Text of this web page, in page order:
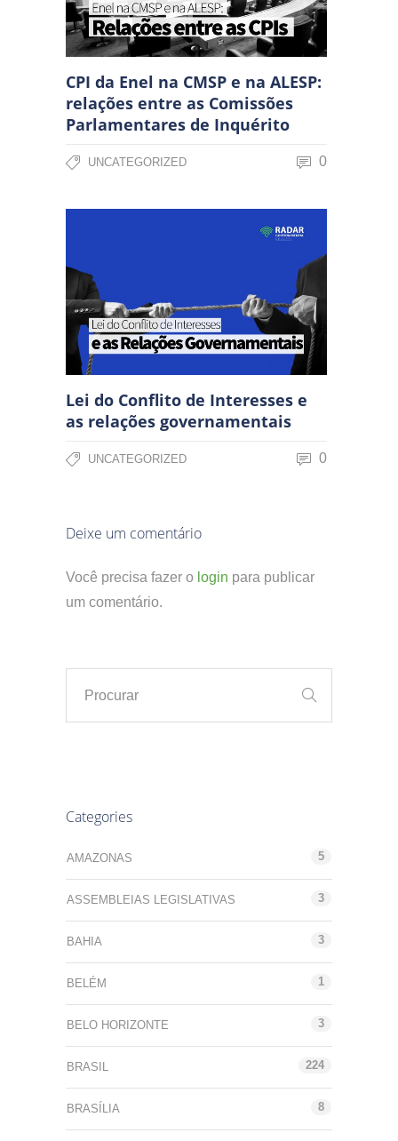
CPI da Enel na CMSP e na ALESP:
relações entre as Comissões
Parlamentares de Inquérito
UNCATEGORIZED 0
Lei do Conflito de Interesses e
as relações governamentais
UNCATEGORIZED 0
Deixe um comentário
Você precisa fazer o login para publicar
um comentário.
Categories
AMAZONAS 5
ASSEMBLEIAS LEGISLATIVAS 3
BAHIA 3
BELÉM 1
BELO HORIZONTE 3
BRASIL 224
BRASÍLIA 8